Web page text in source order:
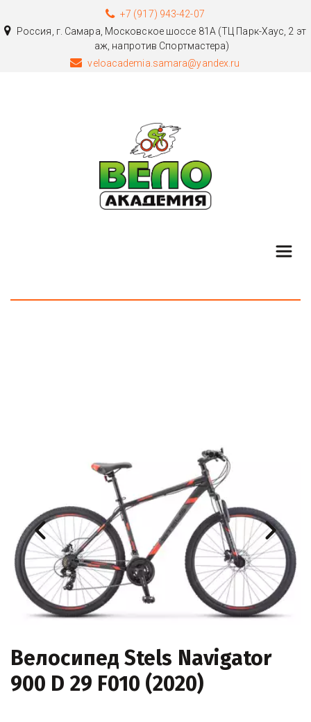
+7 (917) 943-42-07
Россия г. Самара Московское шоссе 81А (ТЦ Парк-Хаус, 2 эт
аж, напротив Спортмастера)
veloacademia.samara@yandex.ru
Велосипед Stels Navigator
900 D 29 F010 (2020)